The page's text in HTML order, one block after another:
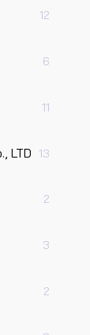
12
6
11
LTD 13
2
3
2